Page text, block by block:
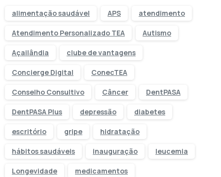
alimentação saudável APS atendimento
Atendimento Personalizado TEA Autismo
Açailândia clube de vantagens
Concierge Digital ConecTEA
Conselho Consultivo Câncer DentPASA
DentPASA Plus depressão diabetes
escritório gripe hidratação
hábitos saudáveis inauguração leucemia
Longevidade medicamentos